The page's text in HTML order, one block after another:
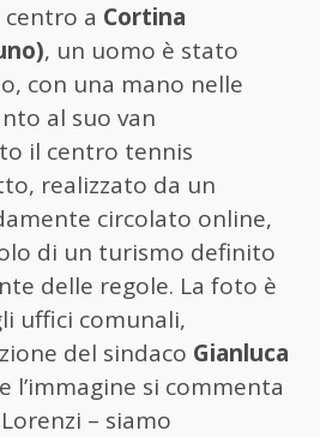
a Cortina
, un uomo è stato
con una mano nelle
al suo van
il centro tennis
realizzato da un
circolato online,
di un turismo definito
delle regole. La foto è
uffici comunali,
del sindaco Gianluca
l’immagine si commenta
– siamo